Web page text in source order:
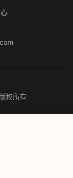
权所有